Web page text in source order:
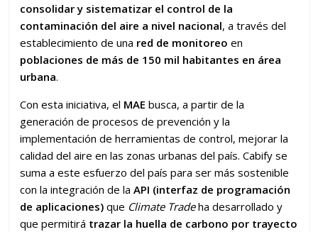
consolidar y sistematizar el control de la
contaminación del aire a nivel nacional, a través del
establecimiento de una red de monitoreo en
poblaciones de más de 150 mil habitantes en área
urbana.
Con esta iniciativa, el MAE busca, a partir de la
generación de procesos de prevención y la
implementación de herramientas de control, mejorar la
calidad del aire en las zonas urbanas del país. Cabify se
suma a este esfuerzo del país para ser más sostenible
con la integración de laAPI (interfaz de programación
de aplicaciones) que Climate Tradeha desarrollado y
que permitirá trazar la huella de carbono por trayecto